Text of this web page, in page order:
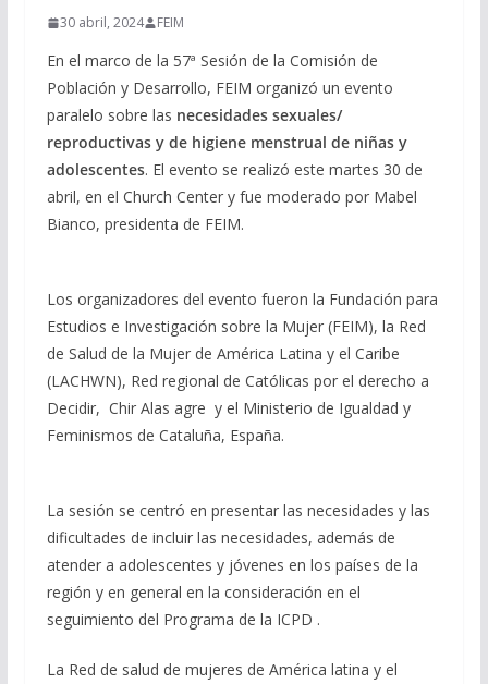
30 abril, 2024 FEIM
En el marco de la 57ª Sesión de la Comisión de
Población y Desarrollo, FEIM organizó un evento
paralelo sobre las necesidades sexuales/
reproductivas y de higiene menstrual de niñas y
adolescentes. El evento se realizó este martes 30 de
abril, en el Church Center y fue moderado por Mabel
Bianco, presidenta de FEIM.
Los organizadores del evento fueron la Fundación para
Estudios e Investigación sobre la Mujer (FEIM), la Red
de Salud de la Mujer de América Latina y el Caribe
(LACHWN), Red regional de Católicas por el derecho a
Decidir, Chir Alas agre y el Ministerio de Igualdad y
Feminismos de Cataluña, España.
La sesión se centró en presentar las necesidades y las
dificultades de incluir las necesidades, además de
atender a adolescentes y jóvenes en los países de la
región y en general en la consideración en el
seguimiento del Programa de la ICPD .
La Red de salud de mujeres de América latina y el